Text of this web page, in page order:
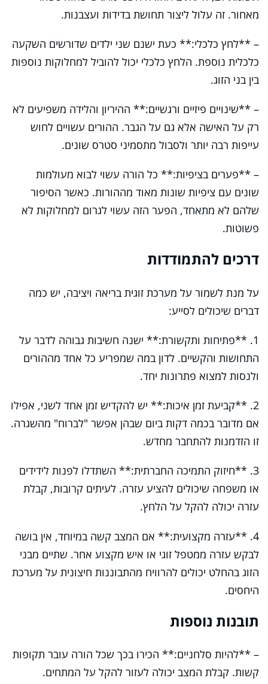
מאחור. זה עלול ליצור תחושת בדידות ועצבנות.
– **לחץ כלכלי:** כעת ישנם שני ילדים שדורשים השקעה
כלכלית נוספת. הלחץ כלכלי יכול להוביל למחלוקות נוספות
בין בני הזוג.
– **שינויים פיזיים ורגשיים:** ההיריון והלידה משפיעים לא
רק על האישה אלא גם על הגבר. ההורים עשויים לחוש
עייפות רבה יותר ולסבול מתסמיני סטרס שונים.
– **פערים בציפיות:** כל הורה עשוי לבוא מעולמות
שונים עם ציפיות שונות מאוד מההורות. כאשר הסיפור
שלהם לא מתאחד, הפער הזה עשוי לגרום למחלוקות לא
פשוטות.
דרכים להתמודדות
על מנת לשמור על מערכת זוגית בריאה ויציבה, יש כמה
דברים שיכולים לסייע:
1. **פתיחות ותקשורת:** ישנה חשיבות גבוהה לדבר על
התחושות והקשיים. לדון במה שמפריע כל אחד מההורים
ולנסות למצוא פתרונות יחד.
2. **קביעת זמן איכות:** יש להקדיש זמן אחד לשני, אפילו
אם מדובר בכמה דקות ביום שבהן אפשר "לברוח" מהשגרה.
זו הזדמנות להתחבר מחדש.
3. **חיזוק התמיכה החברתית:** השתדלו לפנות לידידים
או משפחה שיכולים להציע עזרה. לעיתים קרובות, קבלת
עזרה יכולה להקל על הלחץ.
4. **עזרה מקצועית:** אם המצב קשה במיוחד, אין בושה
לבקש עזרה ממטפל זוגי או איש מקצוע אחר. שתיים מבני
הזוג בהחלט יכולים להרוויח מהתבוננות חיצונית על מערכת
היחסים.
תובנות נוספות
– **להיות סלחניים:** הכירו בכך שכל הורה עובר תקופות
קשות. קבלת המצב יכולה לעזור להקל על המתחים.